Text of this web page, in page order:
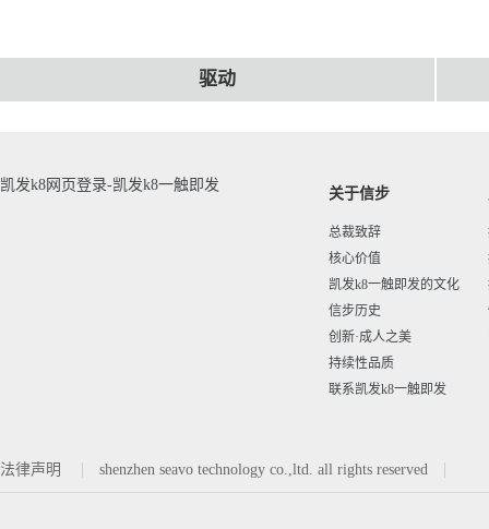
驱动
凯发k8网页登录-凯发k8一触即发
关于信步
总裁致辞
核心价值
凯发k8一触即发的文化
信步历史
创新·成人之美
持续性品质
联系凯发k8一触即发
法律声明 shenzhen seavo technology co.,ltd. all rights reserved